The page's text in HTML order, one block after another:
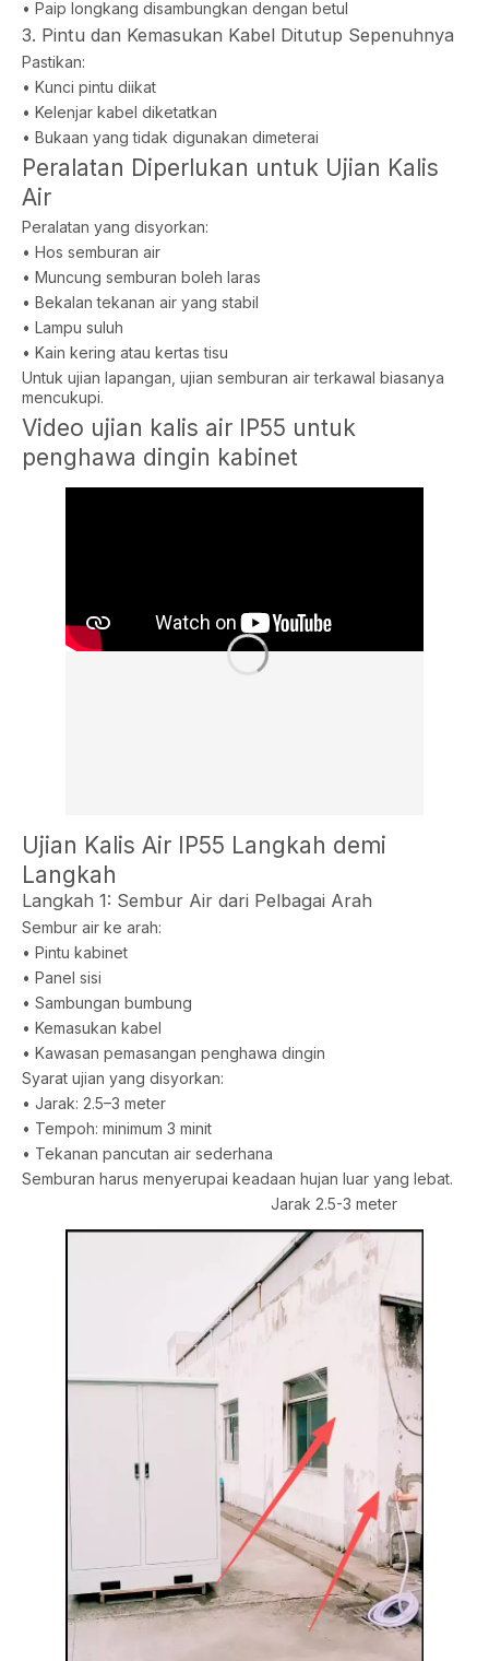
• Paip longkang disambungkan dengan betul
3. Pintu dan Kemasukan Kabel Ditutup Sepenuhnya
Pastikan:
• Kunci pintu diikat
• Kelenjar kabel diketatkan
• Bukaan yang tidak digunakan dimeterai
Peralatan Diperlukan untuk Ujian Kalis
Air
Peralatan yang disyorkan:
• Hos semburan air
• Muncung semburan boleh laras
• Bekalan tekanan air yang stabil
• Lampu suluh
• Kain kering atau kertas tisu
Untuk ujian lapangan, ujian semburan air terkawal biasanya
mencukupi.
Video ujian kalis air IP55 untuk
penghawa dingin kabinet
Ujian Kalis Air IP55 Langkah demi
Langkah
Langkah 1: Sembur Air dari Pelbagai Arah
Sembur air ke arah:
• Pintu kabinet
• Panel sisi
• Sambungan bumbung
• Kemasukan kabel
• Kawasan pemasangan penghawa dingin
Syarat ujian yang disyorkan:
• Jarak: 2.5–3 meter
• Tempoh: minimum 3 minit
• Tekanan pancutan air sederhana
Semburan harus menyerupai keadaan hujan luar yang lebat.
Jarak 2.5-3 meter